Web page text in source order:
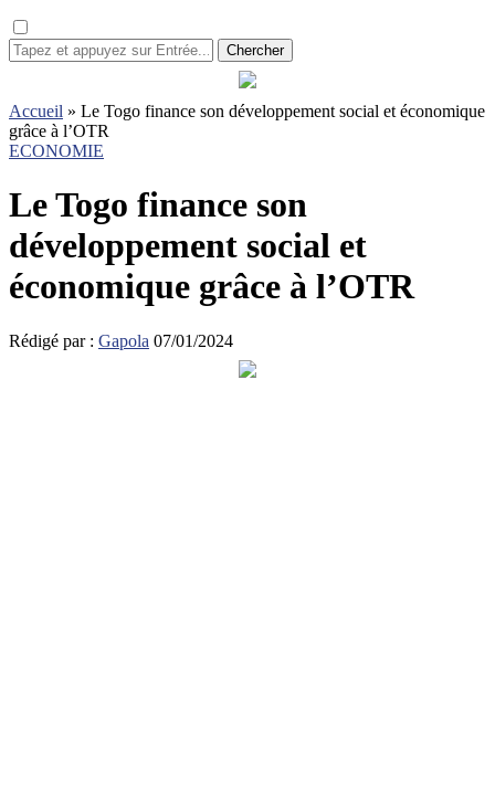
Chercher
Accueil » Le Togo finance son développement social et économique
grâce à l’OTR
ECONOMIE
Le Togo finance son
développement social et
économique grâce à l’OTR
Rédigé par : Gapola 07/01/2024